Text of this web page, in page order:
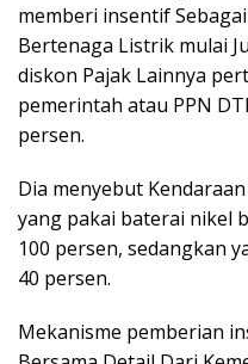
memberi insentif
Bertenaga Listrik mulai
diskon Pajak Lainnya
pemerintah atau PPN
persen.
Dia menyebut
yang pakai baterai nikel
100 persen, sedangkan
40 persen.
Mekanisme pemberian